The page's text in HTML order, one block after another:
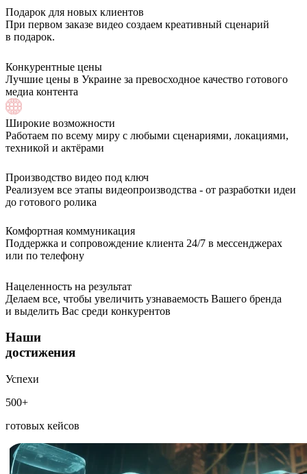
Подарок для новых клиентов
При первом заказе видео создаем креативный сценарий
в подарок.
Конкурентные цены
Лучшие цены в Украине за превосходное качество готового
медиа контента
Широкие возможности
Работаем по всему миру с любыми сценариями, локациями,
техникой и актёрами
Производство видео под ключ
Реализуем все этапы видеопроизводства - от разработки идеи
до готового ролика
Комфортная коммуникация
Поддержка и сопровождение клиента 24/7 в мессенджерах
или по телефону
Нацеленность на результат
Делаем все, чтобы увеличить узнаваемость Вашего бренда
и выделить Вас среди конкурентов
Наши
достижения
Успехи
500+
готовых кейсов